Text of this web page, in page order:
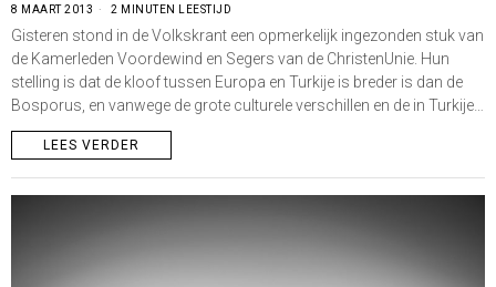
8 MAART 2013 2 MINUTEN LEESTIJD
Gisteren stond in de Volkskrant een opmerkelijk ingezonden stuk van
de Kamerleden Voordewind en Segers van de ChristenUnie. Hun
stelling is dat de kloof tussen Europa en Turkije is breder is dan de
Bosporus, en vanwege de grote culturele verschillen en de in Turkije…
LEES VERDER